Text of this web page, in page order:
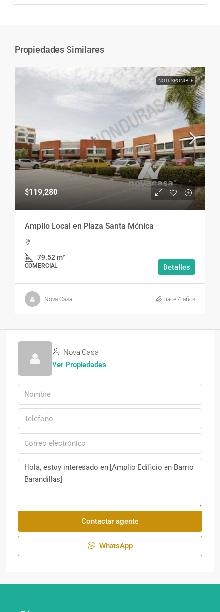
Propiedades Similares
NO DISPONIBLE
$119,280
Amplio Local en Plaza Santa Mónica
79.52 m²
COMERCIAL Detalles
Nova Casa hace 4 años
Nova Casa
Ver Propiedades
Contactar agente
WhatsApp